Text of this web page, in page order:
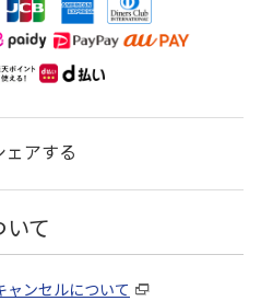
ェアする
て
ャンセルについて